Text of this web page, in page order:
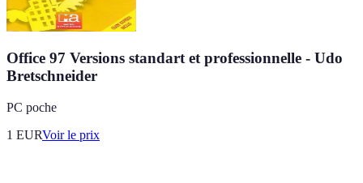
Office 97 Versions standart et professionnelle - Udo
Bretschneider
PC poche
1 EURVoir le prix